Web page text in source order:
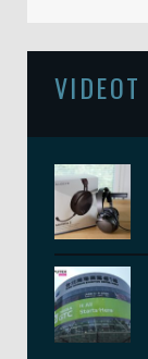
VIDEOT